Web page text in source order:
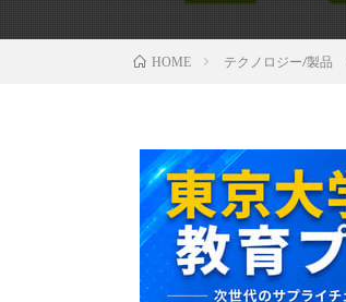
HOME テクノロジー/製品